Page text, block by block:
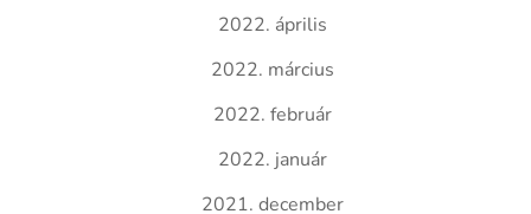
2022. április
2022. március
2022. február
2022. január
2021. december